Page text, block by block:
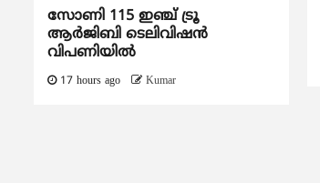
സോണി 115 ഇഞ്ച് ട്രൂ
ആർജിബി ടെലിവിഷൻ
വിപണിയിൽ
17 hours ago Kumar